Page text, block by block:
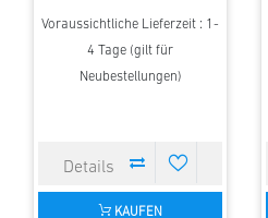
Voraussichtliche Lieferzeit : 1-
4 Tage (gilt für
Neubestellungen)
KAUFEN